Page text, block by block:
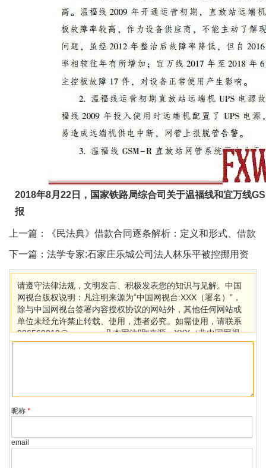
2018年8月22日， 国家铁路局综合司关于温福线和宜万线
报
上一篇： 《民法典》借款合同逐条解析：定义和形式、借款
义务、借款内容
下一篇： 法学专家:石家庄乐城公司法人林乐平被控挪用资
金罪、职务侵占罪证据不足
请遵守法律法规，文明发言、积极发表您的知识与见解。中国
网视台版权说明：凡注明来源为“中国网视台:XXX（署名）”，
除与中国网视台签署内容授权协议的网站外，其他任何网站或
单位未经允许禁止转载、使用，违者必究。如需使用，请联系
986569019@qq.com；凡本网注明“来源：XXX（非中国网视
台）”的作品，均转载自其它媒体，目的在于传播更多信息，其
昵称*
email